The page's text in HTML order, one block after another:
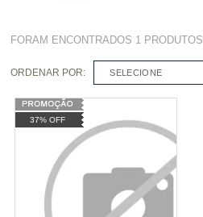
FORAM ENCONTRADOS 1 PRODUTOS
ORDENAR POR: SELECIONE
37% OFF